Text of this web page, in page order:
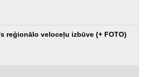
reģionālo veloceļu izbūve (+ FOTO)